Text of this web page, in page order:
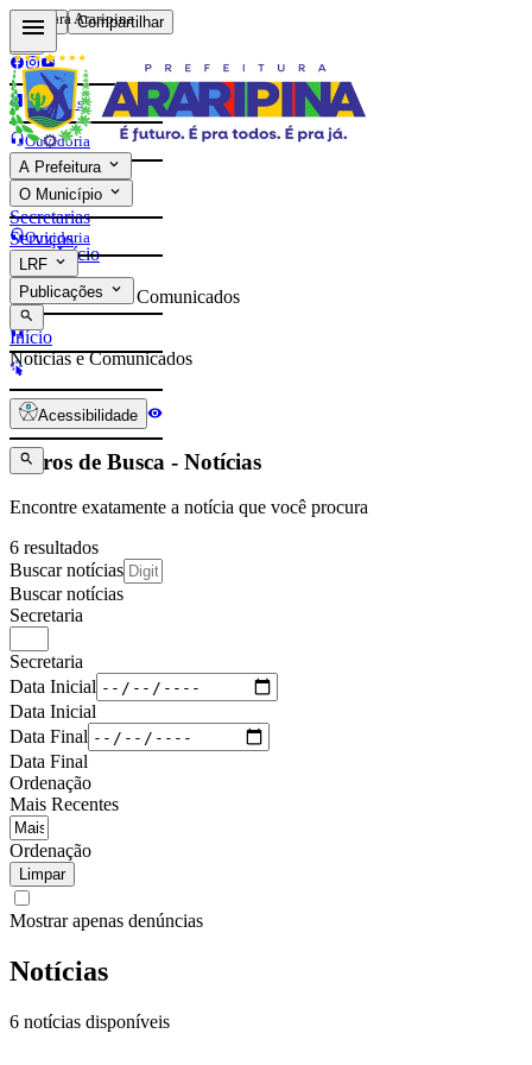
Prefeitura Araripina
Contatos
Ouvidoria
e-Sic
Contatos
Ouvidoria
e-Sic
Acessibilidade
A Prefeitura
O Município
Secretarias
Serviços
LRF
Publicações
Voltar Compartilhar
Início
Notícias e Comunicados
Início
Notícias e Comunicados
Filtros de Busca - Notícias
Encontre exatamente a notícia que você procura
6 resultados
Buscar notícias
Buscar notícias
Secretaria
Secretaria
Data Inicial
Data Inicial
Data Final
Data Final
Ordenação
Mais Recentes
Ordenação
Limpar
Mostrar apenas denúncias
Notícias
6 notícias disponíveis